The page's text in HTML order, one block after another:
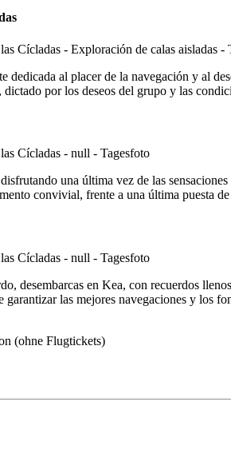
dedicada al placer de la navegación y al
por los deseos del grupo y las
una última vez de las
convivial, frente a una última puesta
desembarcas en Kea, con recuerdos
las mejores navegaciones y los
(ohne Flugtickets)